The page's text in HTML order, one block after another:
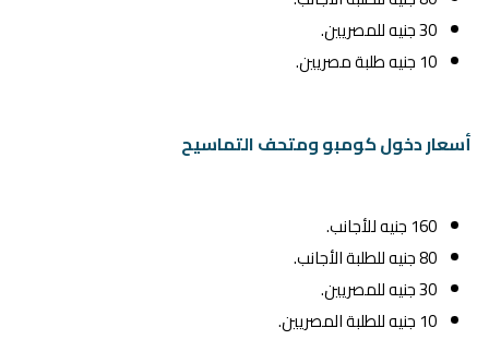
30 جنيه للمصريين.
10 جنيه طلبة مصريين.
أسعار دخول كومبو ومتحف التماسيح
160 جنيه للأجانب.
80 جنيه للطلبة الأجانب.
30 جنيه للمصريين.
10 جنيه للطلبة المصريين.